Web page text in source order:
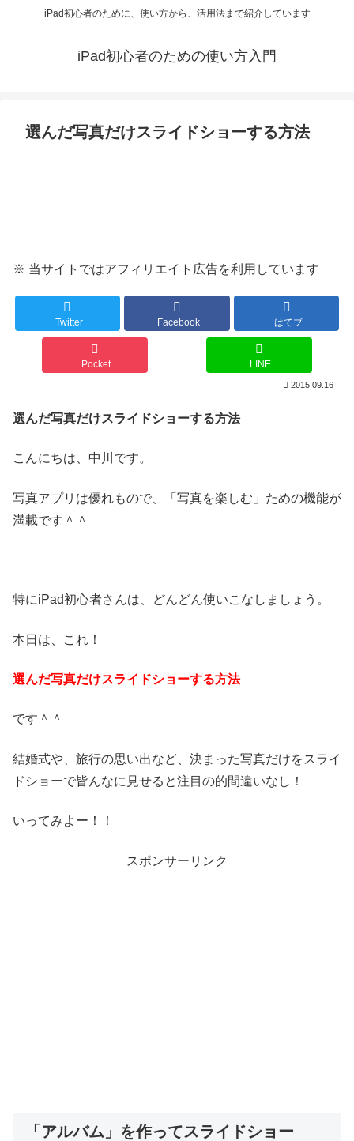
iPad初心者のために、使い方から、活用法まで紹介しています
iPad初心者のための使い方入門
選んだ写真だけスライドショーする方法
※ 当サイトではアフィリエイト広告を利用しています
Twitter Facebook はてブ
Pocket LINE
2015.09.16
選んだ写真だけスライドショーする方法
こんにちは、中川です。
写真アプリは優れもので、「写真を楽しむ」ための機能が
満載です＾＾
特にiPad初心者さんは、どんどん使いこなしましょう。
本日は、これ！
選んだ写真だけスライドショーする方法
です＾＾
結婚式や、旅行の思い出など、決まった写真だけをスライ
ドショーで皆んなに見せると注目の的間違いなし！
いってみよー！！
スポンサーリンク
「アルバム」を作ってスライドショー